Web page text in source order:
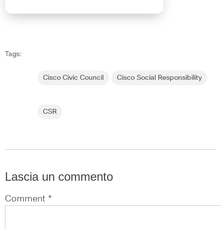
Tags:
Cisco Civic Council Cisco Social Responsibility
CSR
Lascia un commento
Comment *